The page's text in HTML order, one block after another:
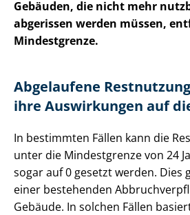
Gebäuden, die nicht mehr
abgerissen werden müssen,
Mindestgrenze.
Abgelaufene
ihre Auswirkungen auf
In bestimmten Fällen kann die
unter die Mindestgrenze von 24
sogar auf 0 gesetzt werden. Dies
einer bestehenden
Gebäude. In solchen Fällen